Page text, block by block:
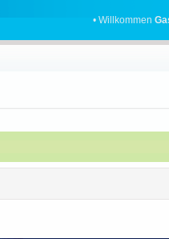
• Willkommen